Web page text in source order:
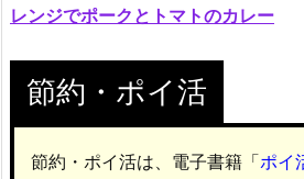
レンジでポークとトマトのカレー
節約・ポイ活
節約・ポイ活は、電子書籍「ポイ